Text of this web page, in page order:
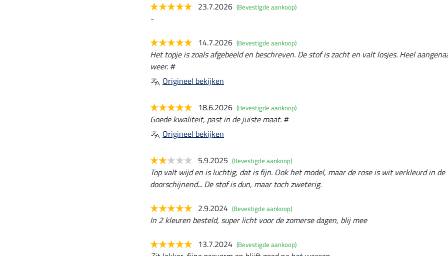
23.7.2026 (Bevestigde aankoop)
-
14.7.2026 (Bevestigde aankoop)
Het topje is zoals afgebeeld en beschreven. De stof is zacht en valt losjes. Heel
weer. #
Origineel bekijken
18.6.2026 (Bevestigde aankoop)
Goede kwaliteit, past in de juiste maat. #
Origineel bekijken
5.9.2025 (Bevestigde aankoop)
Top valt wijd en is luchtig, dat is fijn. Ook het model, maar de rose is wit verkleurd in
doorschijnend... De stof is dun, maar toch zweterig.
2.9.2024 (Bevestigde aankoop)
In 2 kleuren besteld, super licht voor de zomerse dagen, blij mee
13.7.2024 (Bevestigde aankoop)